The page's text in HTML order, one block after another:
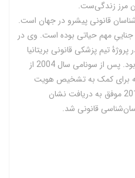
مرز زندگی‌ست.
قانونی پیشرو در جهان است.
جناییِ مهم حیاتی بوده است. وی در
در پروژۀ تیم پزشکی قانونی بریتانیا
برای تحقیقات جنایات جنگی در کوزوو بود. پس از سونامی سال 2004 از
که برای کمک به تشخیص هویت
اجساد به تایلند سفر کرد. او در سال 2016 موفق به دریافت نشان
قانونی شد.